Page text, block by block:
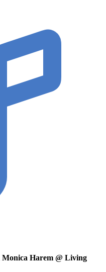
Monica Harem @ Living